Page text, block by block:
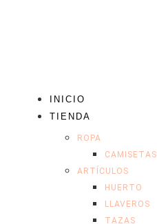
INICIO
TIENDA
ROPA
CAMISETAS
ARTÍCULOS
HUERTO
LLAVEROS
TAZAS